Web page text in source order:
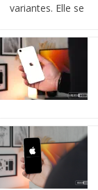
variantes. Elle se